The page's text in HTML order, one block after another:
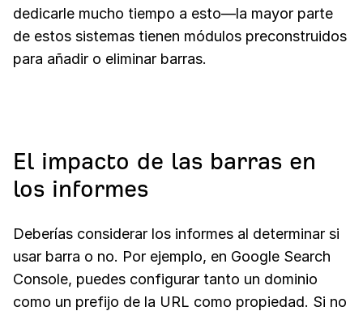
dedicarle mucho tiempo a esto—la mayor parte
de estos sistemas tienen módulos preconstruidos
para añadir o eliminar barras.
El impacto de las barras en
los informes
Deberías considerar los informes al determinar si
usar barra o no. Por ejemplo, en Google Search
Console, puedes configurar tanto un dominio
como un prefijo de la URL como propiedad. Si no